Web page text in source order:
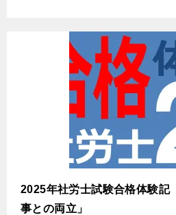
2025年社労士試験合格体験記
事との両立」